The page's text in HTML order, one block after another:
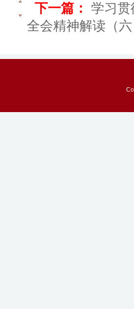
下一篇：
学习
全会精神解读（